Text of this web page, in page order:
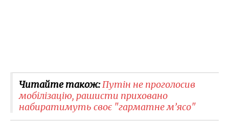
Читайте також:Путін не проголосив
мобілізацію, рашисти приховано
набиратимуть своє "гарматне м’ясо"